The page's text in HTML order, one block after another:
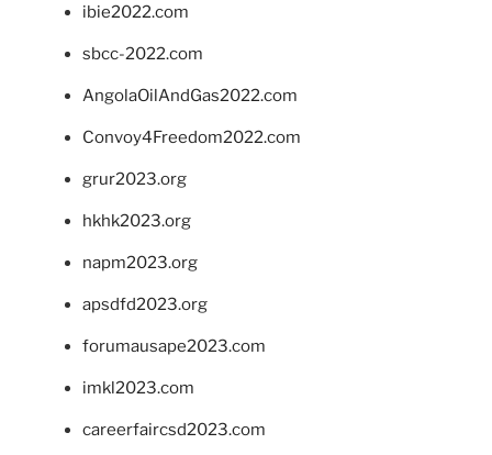
ibie2022.com
sbcc-2022.com
AngolaOilAndGas2022.com
Convoy4Freedom2022.com
grur2023.org
hkhk2023.org
napm2023.org
apsdfd2023.org
forumausape2023.com
imkl2023.com
careerfaircsd2023.com